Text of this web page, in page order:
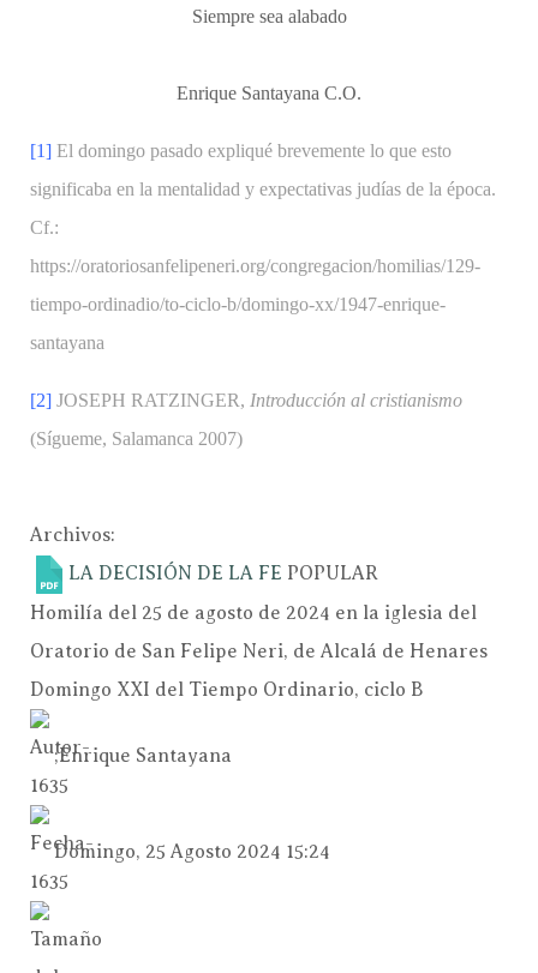
Siempre sea alabado
Enrique Santayana C.O.
[1] El domingo pasado expliqué brevemente lo que esto
significaba en la mentalidad y expectativas judías de la época.
Cf.:
https://oratoriosanfelipeneri.org/congregacion/homilias/129-
tiempo-ordinadio/to-ciclo-b/domingo-xx/1947-enrique-
santayana
[2] JOSEPH RATZINGER, Introducción al cristianismo
(Sígueme, Salamanca 2007)
Archivos:
LA DECISIÓN DE LA FE POPULAR
Homilía del 25 de agosto de 2024 en la iglesia del
Oratorio de San Felipe Neri, de Alcalá de Henares
Domingo XXI del Tiempo Ordinario, ciclo B
;Enrique Santayana
Domingo, 25 Agosto 2024 15:24